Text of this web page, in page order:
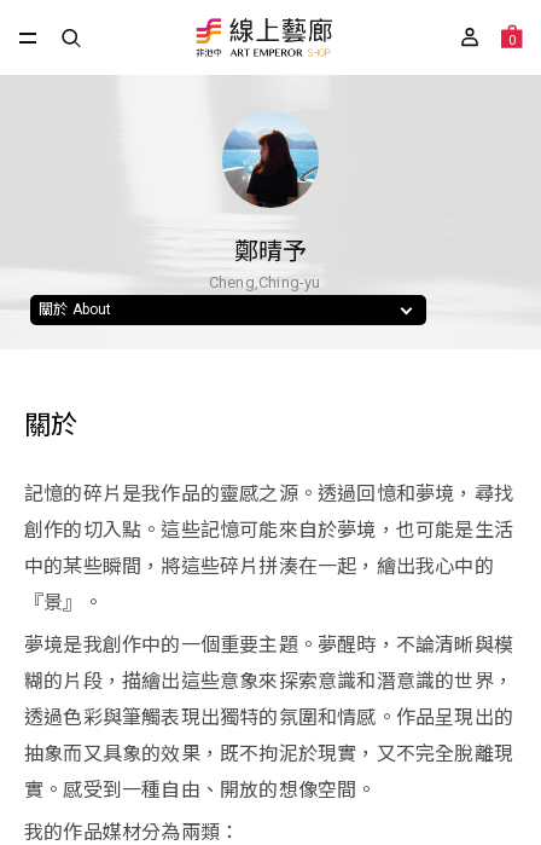
0
鄭晴予
Cheng,Ching-yu
關於 About
關於
記憶的碎片是我作品的靈感之源。透過回憶和夢境，尋找
創作的切入點。這些記憶可能來自於夢境，也可能是生活
中的某些瞬間，將這些碎片拼湊在一起，繪出我心中的
『景』。
夢境是我創作中的一個重要主題。夢醒時，不論清晰與模
糊的片段，描繪出這些意象來探索意識和潛意識的世界，
透過色彩與筆觸表現出獨特的氛圍和情感。作品呈現出的
抽象而又具象的效果，既不拘泥於現實，又不完全脫離現
實。感受到一種自由、開放的想像空間。
我的作品媒材分為兩類：